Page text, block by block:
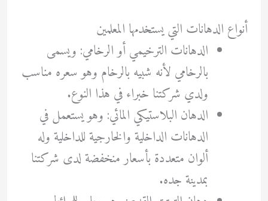
أنواع الدهانات التي يستخدمها المعلمين
الدهانات الترخيمي أو الرخامي: ويسمى
بالرخامي لأنه شبيه بالرخام وهو سعره مناسب
ولدي شركتنا خبراء في هذا النوع.
الدهان البلاستيكي المائي: وهو يستعمل في
الدهانات الداخلية والخارجية للداخلية وله
ألوان متعددة بأسعار منخفضة لدى شركتنا
بمدينة جده.